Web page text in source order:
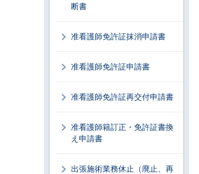
断書
准看護師免許証抹消申請書
准看護師免許証申請書
准看護師免許証再交付申請書
准看護師籍訂正・免許証書換
え申請書
出張施術業務休止（廃止、再